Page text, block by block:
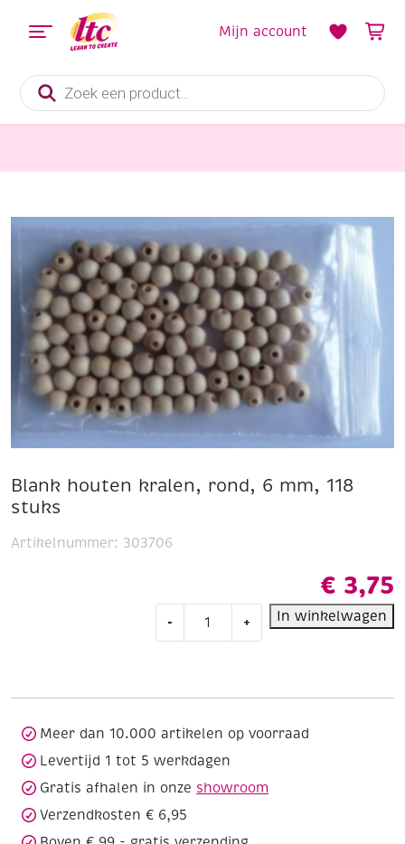
Producten
zoeken
Mijn account
Blank houten kralen, rond, 6 mm, 118
stuks
€ 3,75
-
118
stuks
+ In winkelwagen
Artikelnummer: 303706
Meer dan 10.000 artikelen op voorraad
Levertijd 1 tot 5 werkdagen
Gratis afhalen in onze showroom
Verzendkosten € 6,95